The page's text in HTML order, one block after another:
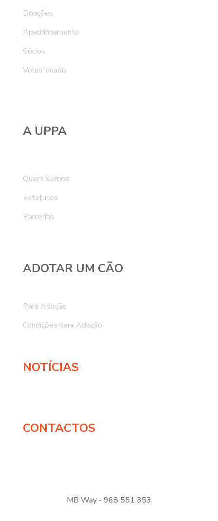
Doações
Apadrinhamento
Sócios
Voluntariado
A UPPA
Quem Somos
Estatutos
Parcerias
ADOTAR UM CÃO
Para Adoção
Condições para Adoção
NOTÍCIAS
CONTACTOS
MB Way - 968 551 353